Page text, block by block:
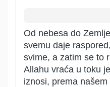
Od nebesa do
svemu daje
svime, a zatim se to
Allahu vraća u toku
iznosi, prema našem